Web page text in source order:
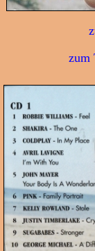
zum